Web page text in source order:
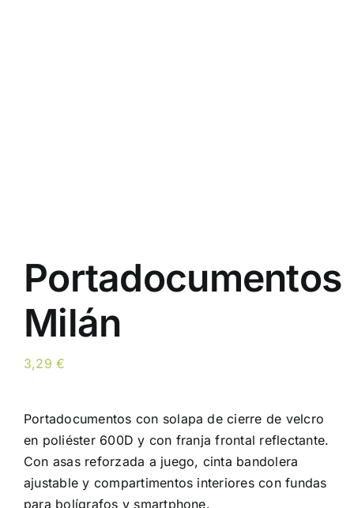
Portadocumentos
Milán
3,29€
Portadocumentos con solapa de cierre de velcro
en poliéster 600D y con franja frontal reflectante.
Con asas reforzada a juego, cinta bandolera
ajustable y compartimentos interiores con fundas
para bolígrafos y smartphone.